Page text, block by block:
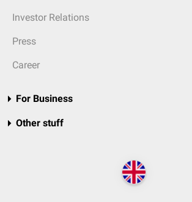
Investor Relations
Press
Career
For Business
Other stuff